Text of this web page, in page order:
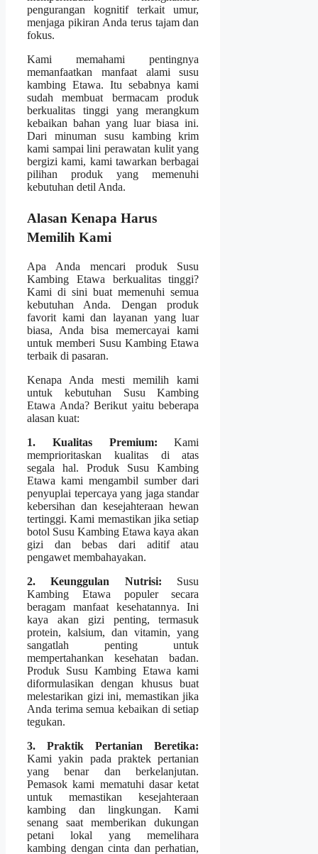
pengurangan kognitif terkait umur,
menjaga pikiran Anda terus tajam dan
fokus.
Kami memahami pentingnya
memanfaatkan manfaat alami susu
kambing Etawa. Itu sebabnya kami
sudah membuat bermacam produk
berkualitas tinggi yang merangkum
kebaikan bahan yang luar biasa ini.
Dari minuman susu kambing krim
kami sampai lini perawatan kulit yang
bergizi kami, kami tawarkan berbagai
pilihan produk yang memenuhi
kebutuhan detil Anda.
Alasan Kenapa Harus
Memilih Kami
Apa Anda mencari produk Susu
Kambing Etawa berkualitas tinggi?
Kami di sini buat memenuhi semua
kebutuhan Anda. Dengan produk
favorit kami dan layanan yang luar
biasa, Anda bisa memercayai kami
untuk memberi Susu Kambing Etawa
terbaik di pasaran.
Kenapa Anda mesti memilih kami
untuk kebutuhan Susu Kambing
Etawa Anda? Berikut yaitu beberapa
alasan kuat:
1. Kualitas Premium: Kami
memprioritaskan kualitas di atas
segala hal. Produk Susu Kambing
Etawa kami mengambil sumber dari
penyuplai tepercaya yang jaga standar
kebersihan dan kesejahteraan hewan
tertinggi. Kami memastikan jika setiap
botol Susu Kambing Etawa kaya akan
gizi dan bebas dari aditif atau
pengawet membahayakan.
2. Keunggulan Nutrisi: Susu
Kambing Etawa populer secara
beragam manfaat kesehatannya. Ini
kaya akan gizi penting, termasuk
protein, kalsium, dan vitamin, yang
sangatlah penting untuk
mempertahankan kesehatan badan.
Produk Susu Kambing Etawa kami
diformulasikan dengan khusus buat
melestarikan gizi ini, memastikan jika
Anda terima semua kebaikan di setiap
tegukan.
3. Praktik Pertanian Beretika:
Kami yakin pada praktek pertanian
yang benar dan berkelanjutan.
Pemasok kami mematuhi dasar ketat
untuk memastikan kesejahteraan
kambing dan lingkungan. Kami
senang saat memberikan dukungan
petani lokal yang memelihara
kambing dengan cinta dan perhatian,